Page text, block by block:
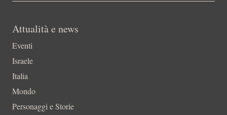
Attualità e news
Eventi
Israele
Italia
Mondo
Personaggi e Storie